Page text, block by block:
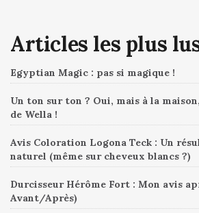
Articles les plus
Egyptian Magic : pas si magique !
Un ton sur ton ? Oui, mais à la
de Wella !
Avis Coloration Logona Teck : Un
naturel (même sur cheveux blancs ?)
Durcisseur Hérôme Fort : Mon avis
Avant/Après)